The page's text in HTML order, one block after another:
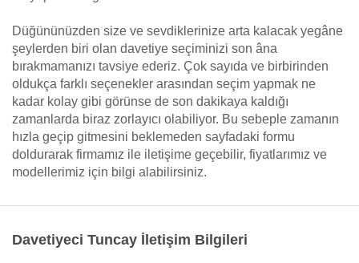
Düğününüzden size ve sevdiklerinize arta kalacak yegâne
şeylerden biri olan davetiye seçiminizi son âna
bırakmamanızı tavsiye ederiz. Çok sayıda ve birbirinden
oldukça farklı seçenekler arasından seçim yapmak ne
kadar kolay gibi görünse de son dakikaya kaldığı
zamanlarda biraz zorlayıcı olabiliyor. Bu sebeple zamanın
hızla geçip gitmesini beklemeden sayfadaki formu
doldurarak firmamız ile iletişime geçebilir, fiyatlarımız ve
modellerimiz için bilgi alabilirsiniz.
Davetiyeci Tuncay İletişim Bilgileri